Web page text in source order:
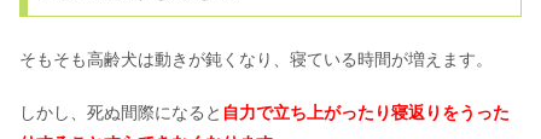
そもそも高齢犬は動きが鈍くなり、寝ている時間が増えます。
しかし、死ぬ間際になると 自力で立ち上がったり寝返りをうった